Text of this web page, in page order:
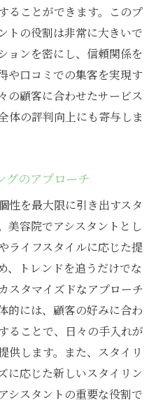
ることができます。このプ
トの役割は非常に大きいで
ョンを密にし、信頼関係を
や口コミでの集客を実現す
の顧客に合わせたサービス
体の評判向上にも寄与しま
グのアプローチ
性を最大限に引き出すスタ
美容院でアシスタントとし
ライフスタイルに応じた提
、トレンドを追うだけでな
スタマイズドなアプローチ
的には、顧客の好みに合わ
ることで、日々の手入れが
供します。また、スタイリ
に応じた新しいスタイリン
シスタントの重要な役割で